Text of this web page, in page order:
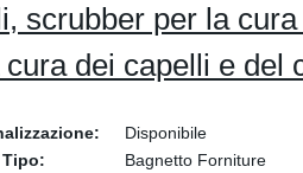
scrubber per la
cura dei capelli e del
Disponibile
Tipo:
Bagnetto Forniture